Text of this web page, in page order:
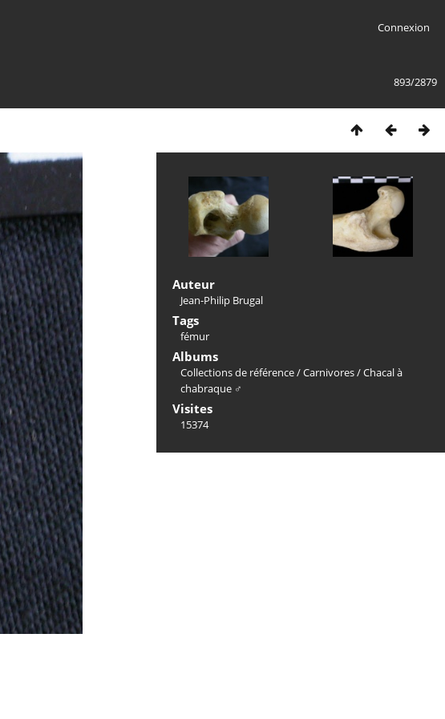
Connexion
893/2879
Auteur
Jean-Philip Brugal
Tags
fémur
Albums
Collections de référence/Carnivores/Chacal à
chabraque ♂
Visites
15374